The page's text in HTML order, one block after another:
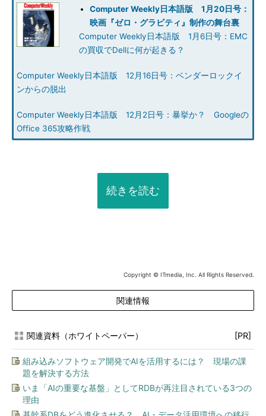
Computer Weekly日本語版 1月20日号：
映画『ゼロ・グラビティ』制作の舞台裏
Computer Weekly日本語版 1月6日号：EMC
の買収でDellに何が起きる？
Computer Weekly日本語版 12月16日号：ベンダーロックイ
ンからの脱出
Computer Weekly日本語版 12月2日号：暴挙か？ Googleの
Office 365攻略作戦
続きを読む
Copyright © ITmedia, Inc. All Rights Reserved.
関連情報
関連資料（ホワイトペーパー） [PR]
組み込みソフトウェア開発でAIを活用するには？ 現場の課
題を解決する方法
いま「AIの重要な基盤」としてRDBが再注目されている3つの
理由